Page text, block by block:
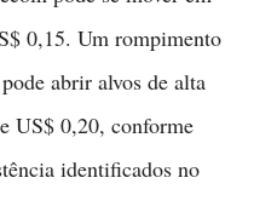
0,15. Um rompimento
abrir alvos de alta
US$ 0,20, conforme
identificados no